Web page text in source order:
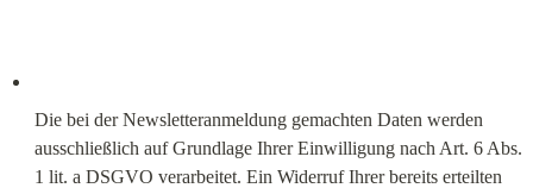
Die bei der Newsletteranmeldung gemachten Daten werden
ausschließlich auf Grundlage Ihrer Einwilligung nach Art. 6 Abs.
1 lit. a DSGVO verarbeitet. Ein Widerruf Ihrer bereits erteilten